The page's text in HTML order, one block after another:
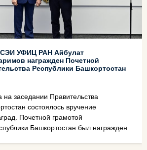
УФИЦ РАН Айбулат
награжден Почетной
Республики Башкортостан
заседании Правительства
состоялось вручение
Почетной грамотой
Башкортостан был награжден